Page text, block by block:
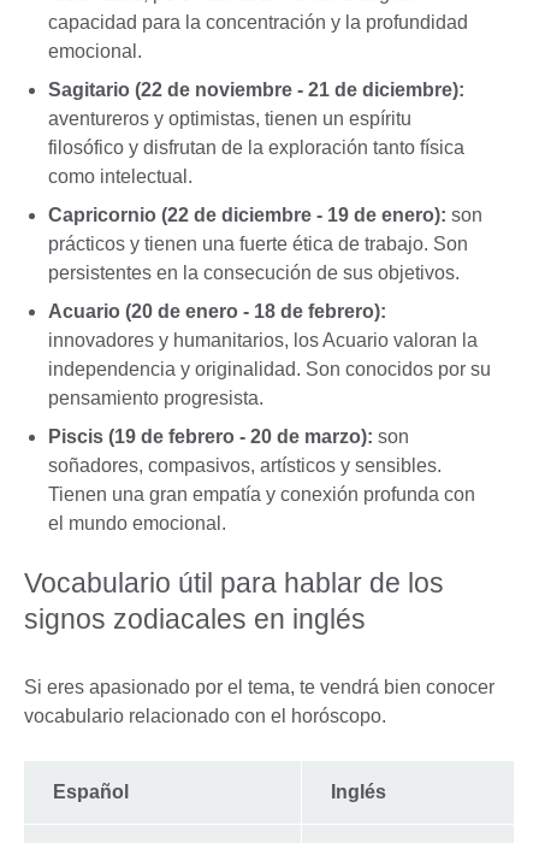
capacidad para la concentración y la profundidad
emocional.
Sagitario (22 de noviembre - 21 de diciembre):
aventureros y optimistas, tienen un espíritu
filosófico y disfrutan de la exploración tanto física
como intelectual.
Capricornio (22 de diciembre - 19 de enero): son
prácticos y tienen una fuerte ética de trabajo. Son
persistentes en la consecución de sus objetivos.
Acuario (20 de enero - 18 de febrero):
innovadores y humanitarios, los Acuario valoran la
independencia y originalidad. Son conocidos por su
pensamiento progresista.
Piscis (19 de febrero - 20 de marzo): son
soñadores, compasivos, artísticos y sensibles.
Tienen una gran empatía y conexión profunda con
el mundo emocional.
Vocabulario útil para hablar de los
signos zodiacales en inglés
Si eres apasionado por el tema, te vendrá bien conocer
vocabulario relacionado con el horóscopo.
Español Inglés